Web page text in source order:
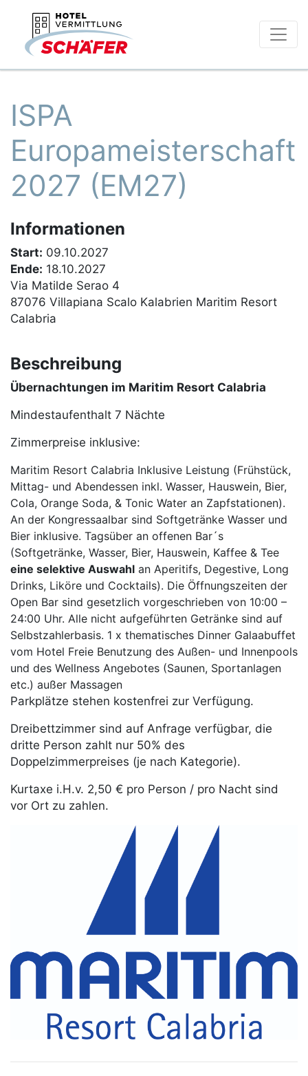
ISPA
Europameisterschaft
2027 (EM27)
Informationen
Start: 09.10.2027
Ende: 18.10.2027
Via Matilde Serao 4
87076 Villapiana Scalo Kalabrien Maritim Resort
Calabria
Beschreibung
Übernachtungen im Maritim Resort Calabria
Mindestaufenthalt 7 Nächte
Zimmerpreise inklusive:
Maritim Resort Calabria Inklusive Leistung (Frühstück,
Mittag- und Abendessen inkl. Wasser, Hauswein, Bier,
Cola, Orange Soda, & Tonic Water an Zapfstationen).
An der Kongressaalbar sind Softgetränke Wasser und
Bier inklusive. Tagsüber an offenen Bar´s
(Softgetränke, Wasser, Bier, Hauswein, Kaffee & Tee
eine selektive Auswahl an Aperitifs, Degestive, Long
Drinks, Liköre und Cocktails). Die Öffnungszeiten der
Open Bar sind gesetzlich vorgeschrieben von 10:00 –
24:00 Uhr. Alle nicht aufgeführten Getränke sind auf
Selbstzahlerbasis. 1 x thematisches Dinner Galaabuffet
vom Hotel Freie Benutzung des Außen- und Innenpools
und des Wellness Angebotes (Saunen, Sportanlagen
etc.) außer Massagen
Parkplätze stehen kostenfrei zur Verfügung.
Dreibettzimmer sind auf Anfrage verfügbar, die
dritte Person zahlt nur 50% des
Doppelzimmerpreises (je nach Kategorie).
Kurtaxe i.H.v. 2,50 € pro Person / pro Nacht sind
vor Ort zu zahlen.